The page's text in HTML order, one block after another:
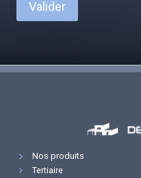
Valider
Nos produits
Tertiaire